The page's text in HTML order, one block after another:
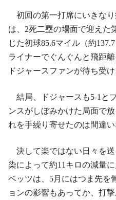
初回の第一打席にいきな
は、2死二塁の場面で迎えた
じた初球85.6マイル（約
ライナーでぐんぐんと飛距
ドジャースファンが待ち受
結局、ドジャースも5-1と
ンスがしぼみかけた局面で
れを手繰り寄せたのは間違い
決して楽ではない日々を
染によって約11キロの減量
ベッツは、5月にはつま先を
ョンの影響もあってか、打